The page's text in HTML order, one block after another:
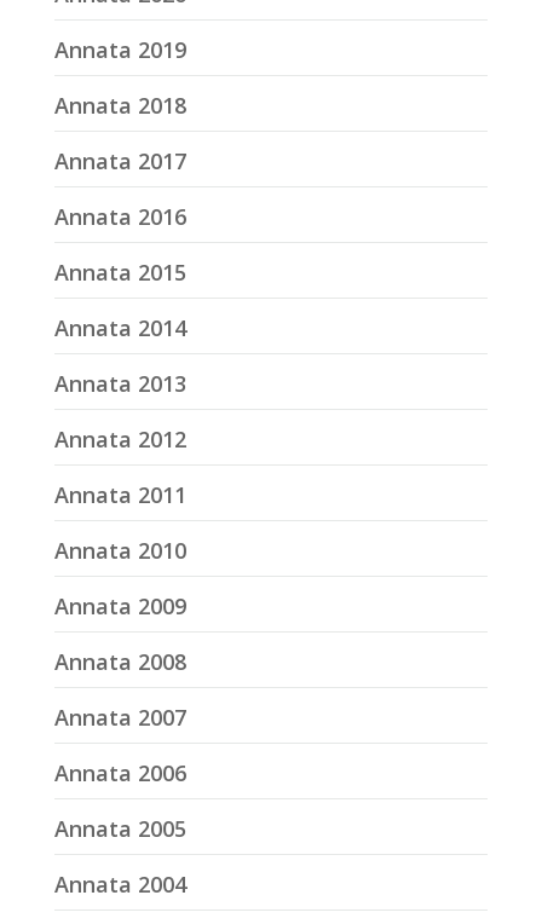
Annata 2019
Annata 2018
Annata 2017
Annata 2016
Annata 2015
Annata 2014
Annata 2013
Annata 2012
Annata 2011
Annata 2010
Annata 2009
Annata 2008
Annata 2007
Annata 2006
Annata 2005
Annata 2004